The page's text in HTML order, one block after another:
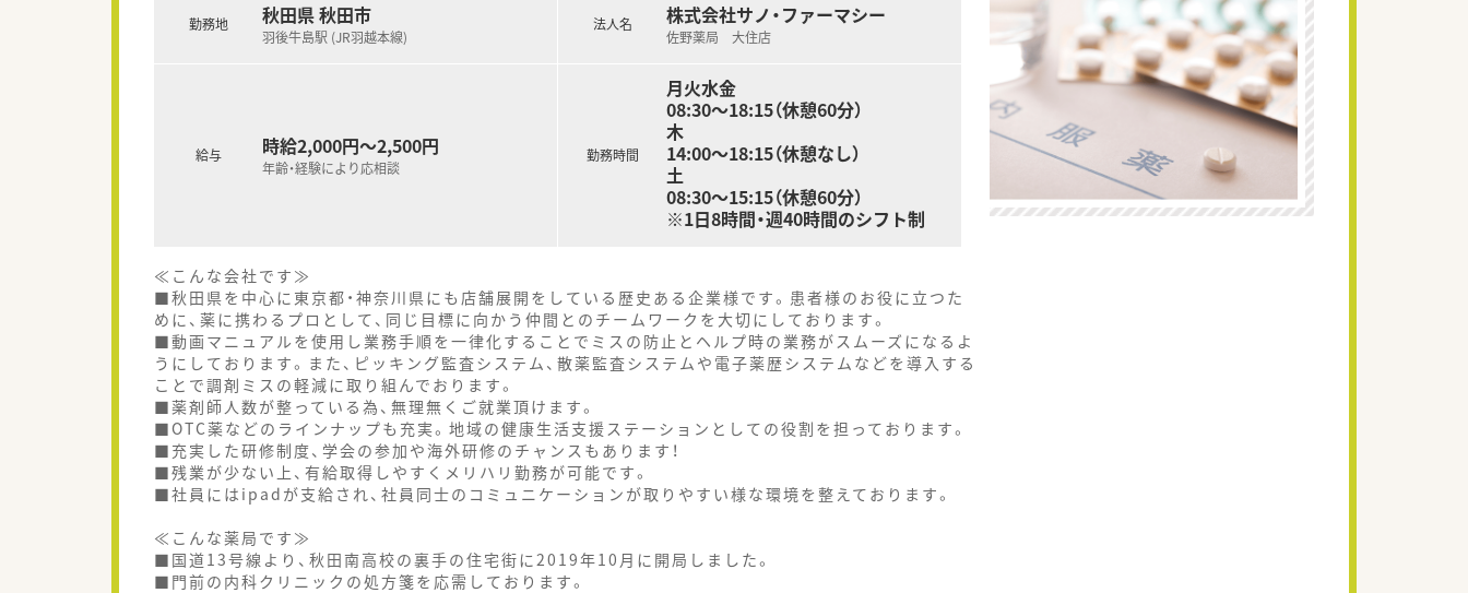
勤務地 秋田県 秋田市
羽後牛島駅 (JR羽越本線)
給与 時給2,000円～2,500円
年齢・経験により応相談
法人名 株式会社サノ・ファーマシー
佐野薬局 大住店
勤務時間
月火水金
08:30～18:15（休憩60分）
木
14:00～18:15（休憩なし）
土
08:30～15:15（休憩60分）
※1日8時間・週40時間のシフト制
≪こんな会社です≫
■秋田県を中心に東京都・神奈川県にも店舗展開をしている歴史ある企業様です。患者様のお役に立つた
めに、薬に携わるプロとして、同じ目標に向かう仲間とのチームワークを大切にしております。
■動画マニュアルを使用し業務手順を一律化することでミスの防止とヘルプ時の業務がスムーズになるよ
うにしております。また、ピッキング監査システム、散薬監査システムや電子薬歴システムなどを導入する
ことで調剤ミスの軽減に取り組んでおります。
■薬剤師人数が整っている為、無理無くご就業頂けます。
■OTC薬などのラインナップも充実。地域の健康生活支援ステーションとしての役割を担っております。
■充実した研修制度、学会の参加や海外研修のチャンスもあります！
■残業が少ない上、有給取得しやすくメリハリ勤務が可能です。
■社員にはipadが支給され、社員同士のコミュニケーションが取りやすい様な環境を整えております。
≪こんな薬局です≫
■国道13号線より、秋田南高校の裏手の住宅街に2019年10月に開局しました。
■門前の内科クリニックの処方箋を応需しております。